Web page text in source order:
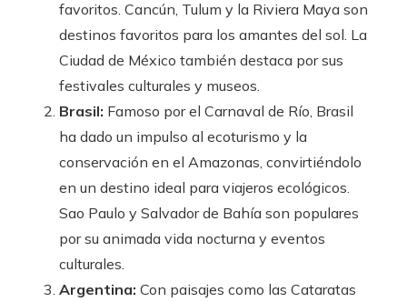
favoritos. Cancún, Tulum y la Riviera Maya son
destinos favoritos para los amantes del sol. La
Ciudad de México también destaca por sus
festivales culturales y museos.
Brasil: Famoso por el Carnaval de Río, Brasil
ha dado un impulso al ecoturismo y la
conservación en el Amazonas, convirtiéndolo
en un destino ideal para viajeros ecológicos.
Sao Paulo y Salvador de Bahía son populares
por su animada vida nocturna y eventos
culturales.
Argentina: Con paisajes como las Cataratas